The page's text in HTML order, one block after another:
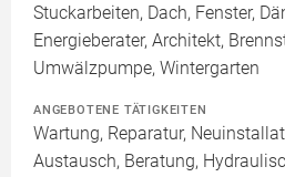
Stuckarbeiten, Dach, Fenster,
Energieberater, Architekt,
Umwälzpumpe, Wintergarten
ANGEBOTENE TÄTIGKEITEN
Wartung, Reparatur,
Austausch, Beratung,